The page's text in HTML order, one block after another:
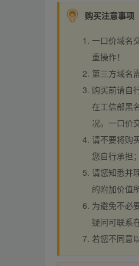
购买注意事项
一口价域名
重操作！
第三方域名
购买前请自
在工信部黑
况。一口价
请不要将购
您自行承担；
请您知悉并
的附加价值
为避免不必
疑问可联系
若您不同意